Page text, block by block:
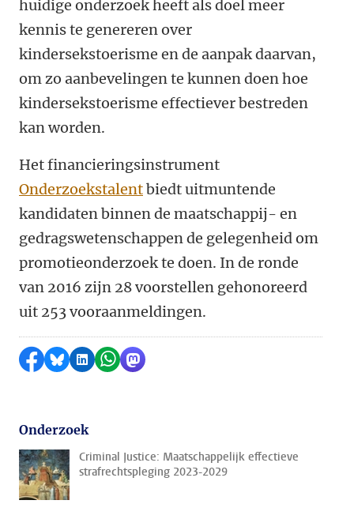
huidige onderzoek heeft als doel meer
kennis te genereren over
kindersekstoerisme en de aanpak daarvan,
om zo aanbevelingen te kunnen doen hoe
kindersekstoerisme effectiever bestreden
kan worden.
Het financieringsinstrument
Onderzoekstalentbiedt uitmuntende
kandidaten binnen de maatschappij- en
gedragswetenschappen de gelegenheid om
promotieonderzoek te doen. In de ronde
van 2016 zijn 28 voorstellen gehonoreerd
uit 253 vooraanmeldingen.
Delen op Facebook
Delen via Bluesky
Delen op LinkedIn
Delen via WhatsApp
Delen via Mastodon
Onderzoek
Criminal Justice: Maatschappelijk effectieve
strafrechtspleging 2023-2029